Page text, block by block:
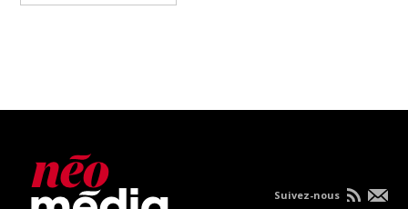
Suivez-nous